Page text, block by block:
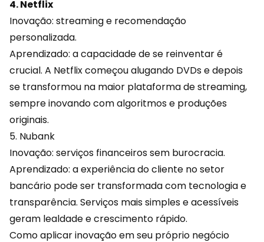
4. Netflix
Inovação: streaming e recomendação
personalizada.
Aprendizado: a capacidade de se reinventar é
crucial. A Netflix começou alugando DVDs e depois
se transformou na maior plataforma de streaming,
sempre inovando com algoritmos e produções
originais.
5. Nubank
Inovação: serviços financeirossem burocracia.
Aprendizado: a experiência do cliente no setor
bancário pode ser transformada com tecnologia e
transparência. Serviços mais simples e acessíveis
geram lealdade e crescimento rápido.
Como aplicar inovação em seu próprio negócio